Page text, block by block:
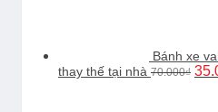
Bánh xe
thay thế tại nhà 70.000₫ Giá